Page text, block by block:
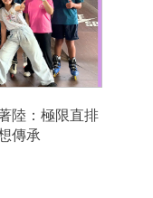
陸：極限直排
傳承